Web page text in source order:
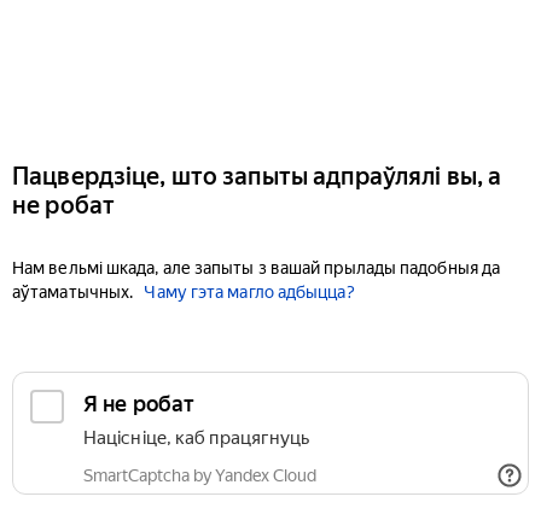
Пацвердзіце, што запыты адпраўлялі вы, а
не робат
Нам вельмі шкада, але запыты з вашай прылады падобныя да
аўтаматычных.
Чаму гэта магло адбыцца?
Я не робат
Націсніце, каб працягнуць
SmartCaptcha by Yandex Cloud